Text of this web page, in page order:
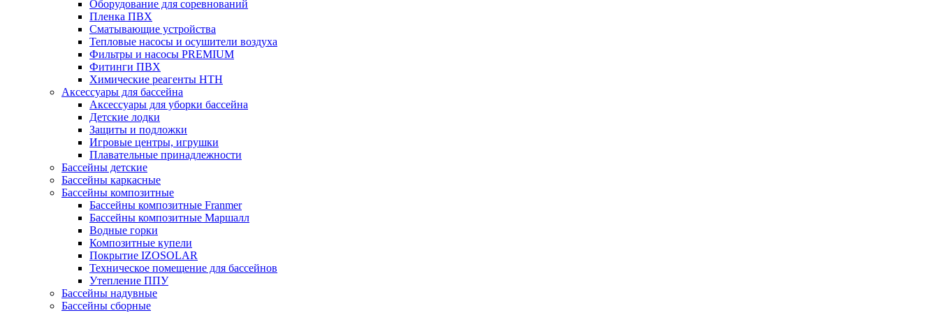
Оборудование для соревнований
Пленка ПВХ
Сматывающие устройства
Тепловые насосы и осушители воздуха
Фильтры и насосы PREMIUM
Фитинги ПВХ
Химические реагенты HTH
Аксессуары для бассейна
Аксессуары для уборки бассейна
Детские лодки
Защиты и подложки
Игровые центры, игрушки
Плавательные принадлежности
Бассейны детские
Бассейны каркасные
Бассейны композитные
Бассейны композитные Franmer
Бассейны композитные Маршалл
Водные горки
Композитные купели
Покрытие IZOSOLAR
Техническое помещение для бассейнов
Утепление ППУ
Бассейны надувные
Бассейны сборные